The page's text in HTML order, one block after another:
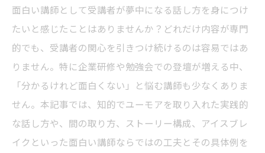
面白い講師として受講者が夢中になる話し方を身につけ
たいと感じたことはありませんか？どれだけ内容が専門
的でも、受講者の関心を引きつけ続けるのは容易ではあ
りません。特に企業研修や勉強会での登壇が増える中、
「分かるけれど面白くない」と悩む講師も少なくありま
せん。本記事では、知的でユーモアを取り入れた実践的
な話し方や、間の取り方、ストーリー構成、アイスブレ
イクといった面白い講師ならではの工夫とその具体例を